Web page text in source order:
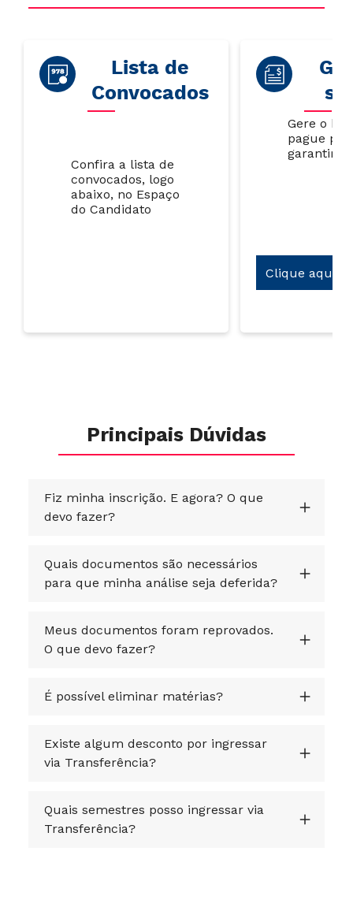
Lista de
Convocados
Confira a lista de
convocados, logo
abaixo, no Espaço
do Candidato
Gere o
pague
garantir
Clique aqui
Principais Dúvidas
Fiz minha inscrição. E agora? O que
devo fazer?
Quais documentos são necessários
para que minha análise seja deferida?
Meus documentos foram reprovados.
O que devo fazer?
É possível eliminar matérias?
Existe algum desconto por ingressar
via Transferência?
Quais semestres posso ingressar via
Transferência?